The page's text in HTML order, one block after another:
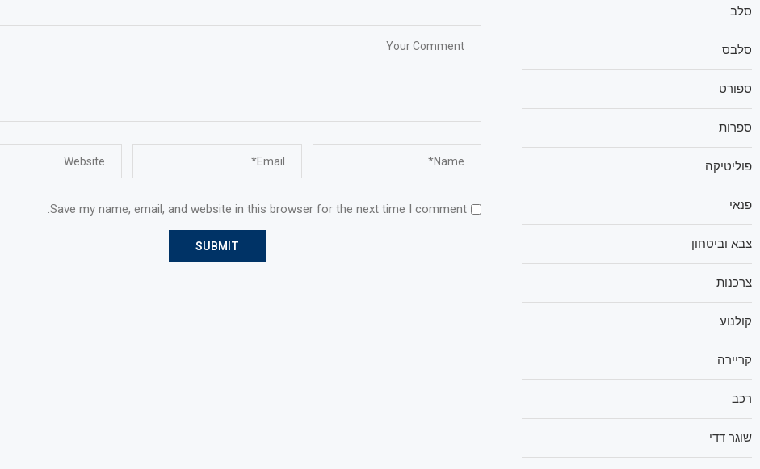
Save my name, email, and website in this browser for the next time I comment.
סלב
סלבס
ספורט
ספרות
פוליטיקה
פנאי
צבא וביטחון
צרכנות
קולנוע
קריירה
רכב
שוגר דדי